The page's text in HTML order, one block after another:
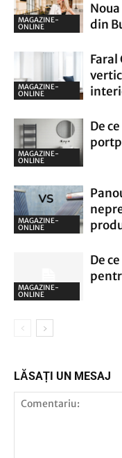
MAGAZINE-
ONLINE
din
MAGAZINE-
ONLINE
MAGAZINE-
ONLINE
De
MAGAZINE-
ONLINE
MAGAZINE-
ONLINE
De
LĂSAȚI UN MESAJ